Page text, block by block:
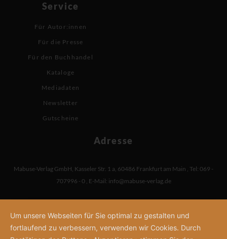
Service
Für Autor:innen
Für die Presse
Für den Buchhandel
Kataloge
Mediadaten
Newsletter
Gutscheine
Adresse
Mabuse-Verlag GmbH, Kasseler Str. 1 a, 60486 Frankfurt am Main , Tel: 069 -
707996 - 0 , E-Mail: info@mabuse-verlag.de
Um unsere Webseiten für Sie optimal zu gestalten und
fortlaufend zu verbessern, verwenden wir Cookies. Durch